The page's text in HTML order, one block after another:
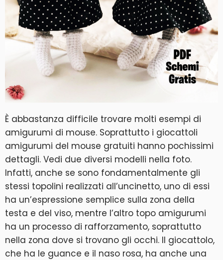
È abbastanza difficile trovare molti esempi di
amigurumi di mouse. Soprattutto i giocattoli
amigurumi del mouse gratuiti hanno pochissimi
dettagli. Vedi due diversi modelli nella foto.
Infatti, anche se sono fondamentalmente gli
stessi topolini realizzati all’uncinetto, uno di essi
ha un’espressione semplice sulla zona della
testa e del viso, mentre l’altro topo amigurumi
ha un processo di rafforzamento, soprattutto
nella zona dove si trovano gli occhi. Il giocattolo,
che ha le guance e il naso rosa, ha anche una